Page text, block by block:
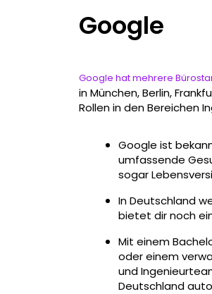
Google
Google hat mehrere
in München, Berlin,
Rollen in den Bereichen
Google ist
umfassende
sogar
In Deutschland
bietet dir noch
Mit einem
oder einem
und
Deutschland